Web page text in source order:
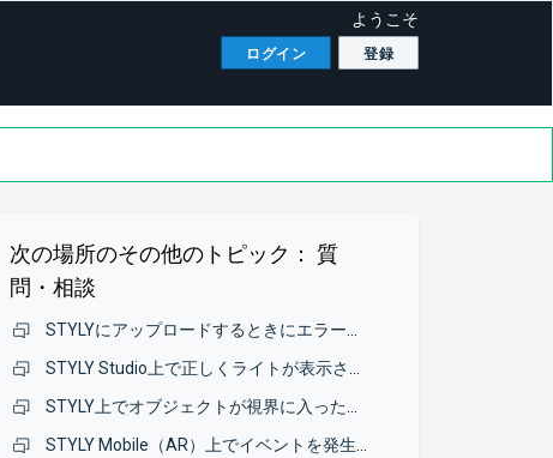
ようこそ
ログイン 登録
次の場所のその他のトピック： 質
問・相談